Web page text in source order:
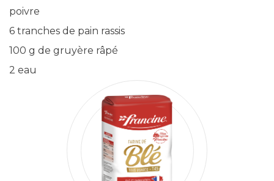
poivre
6 tranches de pain rassis
100 g de gruyère râpé
2 eau